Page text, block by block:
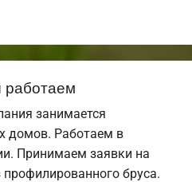
работаем
занимается
домов. Работаем в
Принимаем заявки на
бруса.